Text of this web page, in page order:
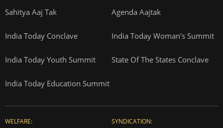
Sahitya Aaj Tak Agenda Aajtak
India Today Conclave India Today Woman's Summit
India Today Youth Summit State Of The States Conclave
India Today Education Summit
WELFARE: SYNDICATION: